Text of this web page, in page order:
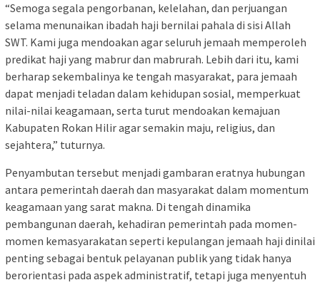
“Semoga segala pengorbanan, kelelahan, dan perjuangan
selama menunaikan ibadah haji bernilai pahala di sisi Allah
SWT. Kami juga mendoakan agar seluruh jemaah memperoleh
predikat haji yang mabrur dan mabrurah. Lebih dari itu, kami
berharap sekembalinya ke tengah masyarakat, para jemaah
dapat menjadi teladan dalam kehidupan sosial, memperkuat
nilai-nilai keagamaan, serta turut mendoakan kemajuan
Kabupaten Rokan Hilir agar semakin maju, religius, dan
sejahtera,” tuturnya.
Penyambutan tersebut menjadi gambaran eratnya hubungan
antara pemerintah daerah dan masyarakat dalam momentum
keagamaan yang sarat makna. Di tengah dinamika
pembangunan daerah, kehadiran pemerintah pada momen-
momen kemasyarakatan seperti kepulangan jemaah haji dinilai
penting sebagai bentuk pelayanan publik yang tidak hanya
berorientasi pada aspek administratif, tetapi juga menyentuh